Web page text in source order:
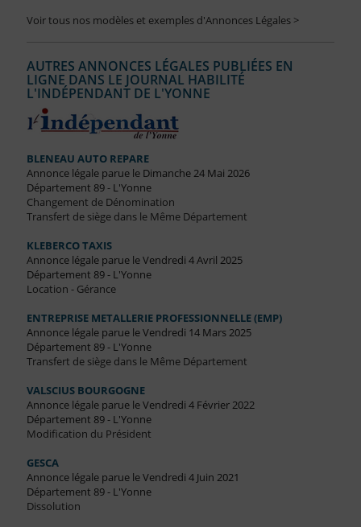
Voir tous nos modèles et exemples d'Annonces Légales >
AUTRES ANNONCES LÉGALES PUBLIÉES EN
LIGNE DANS LE JOURNAL HABILITÉ
L'INDÉPENDANT DE L'YONNE
BLENEAU AUTO REPARE
Annonce légale parue le Dimanche 24 Mai 2026
Département 89 - L'Yonne
Changement de Dénomination
Transfert de siège dans le Même Département
KLEBERCO TAXIS
Annonce légale parue le Vendredi 4 Avril 2025
Département 89 - L'Yonne
Location - Gérance
ENTREPRISE METALLERIE PROFESSIONNELLE (EMP)
Annonce légale parue le Vendredi 14 Mars 2025
Département 89 - L'Yonne
Transfert de siège dans le Même Département
VALSCIUS BOURGOGNE
Annonce légale parue le Vendredi 4 Février 2022
Département 89 - L'Yonne
Modification du Président
GESCA
Annonce légale parue le Vendredi 4 Juin 2021
Département 89 - L'Yonne
Dissolution